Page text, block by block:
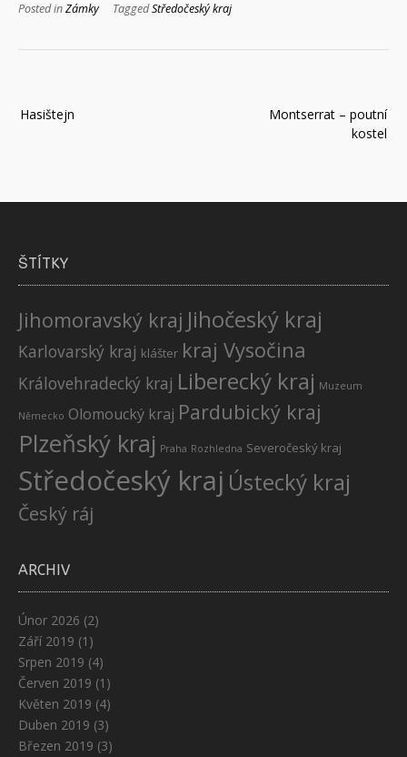
Posted inZámky TaggedStředočeský kraj
pro
Montserrat – poutní
kostel
Hasištejn
ŠTÍTKY
Jihomoravský kraj Jihočeský kraj
Karlovarský kraj klášter kraj Vysočina
Královehradecký kraj Liberecký kraj Muzeum
Německo Olomoucký kraj Pardubický kraj
Plzeňský kraj Praha Rozhledna Severočeský kraj
Středočeský kraj Ústecký kraj
Český ráj
ARCHIV
Únor 2026 (2)
Září 2019 (1)
Srpen 2019 (4)
Červen 2019 (1)
Květen 2019 (4)
Duben 2019 (3)
Březen 2019 (3)